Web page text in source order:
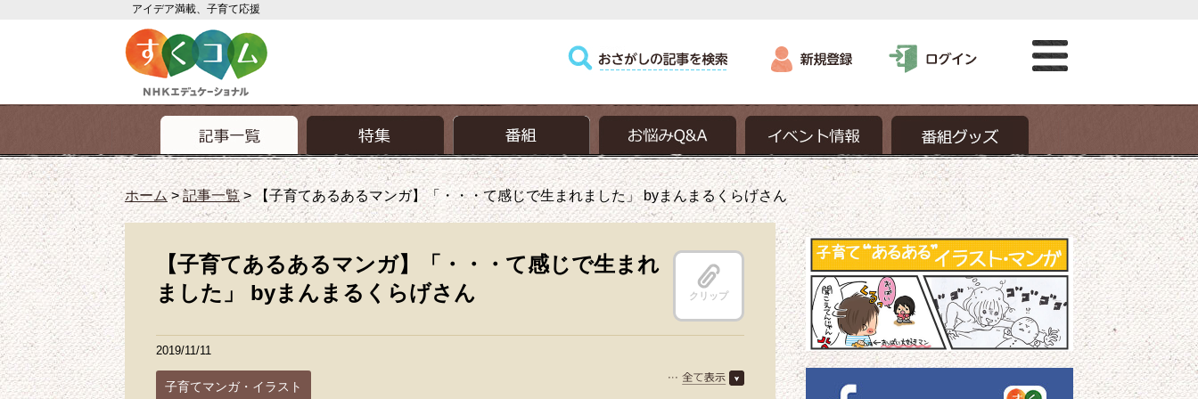
アイデア満載、子育て応援
ホーム>記事一覧>【子育てあるあるマンガ】「・・・て感じで生まれました」 byまんまるくらげさん
【子育てあるあるマンガ】「・・・て感じで生まれ
ました」 byまんまるくらげさん
クリップ
2019/11/11
子育てマンガ・イラスト